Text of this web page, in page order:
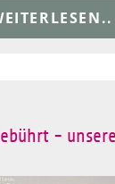
- unsere